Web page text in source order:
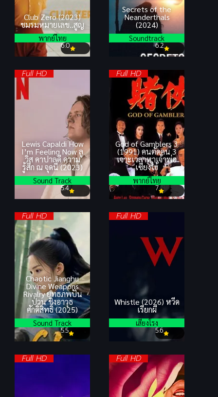
Club Zero (2023)
ชมรมหมายเลข..สูญ
6.0
พากย์ไทย
Secrets of the
Neanderthals
(2024)
6.2
Soundtrack
Full HD
Lewis Capaldi How
I’m Feeling Now ลู
วิส คาปาลดี ความ
รู้สึก ณ จุดนี้ (2023)
5.4
Sound Track
Full HD
God of Gamblers 3
(1991) คนตัดคน 3
เจาะเวลาหาเจ้าพ่อ
เซี่ยงไฮ้
7
พากย์ไทย
Full HD
Chaotic Jianghu
Divine Weapons
Rivalry ยุทธภพปั่น
ป่วน ชิงอาวุธ
ศักดิ์สิทธิ์ (2025)
5.5
Sound Track
Full HD
Whistle (2026) หวีด
เรียกผี
5.6
เสียงโรง
Full HD Full HD